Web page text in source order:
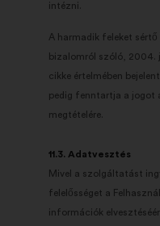
intézni.
A harmadik feleket
bizalomról szóló, 2004.
cikke értelmében
pedig fenntartja a jogot
megtételére.
11.3. Adatvesztés
Mivel a szolgáltatást
felelősséget a
információk